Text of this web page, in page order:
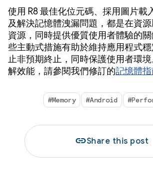
使用 R8 最佳化位元碼、採用圖片載
及解決記憶體洩漏問題，都是在資
資源，同時提供優質使用者體驗的
些主動式措施有助於維持應用程式
止非預期終止，同時保護使用者環
解效能，請參閱我們修訂的記憶體
#Memory #Android
linkShare this post